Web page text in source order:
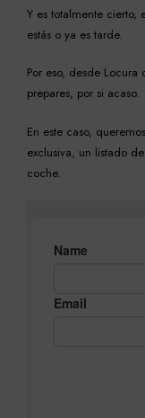
Y es totalmente cierto,
estás o ya es tarde.
Por eso, desde
prepares, por si acaso.
En este caso,
exclusiva, un listado
coche.